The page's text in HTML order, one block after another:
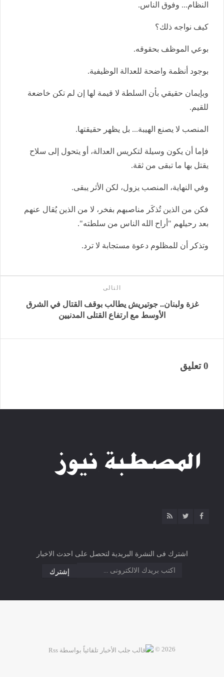
النظام... وفوق الناس.
كيف نواجه ذلك؟
بوعي الموظف بحقوقه.
بوجود أنظمة واضحة للعدالة الوظيفية.
وبإيمان حقيقي بأن السلطة لا قيمة لها إن لم تكن خاضعة
للقيم.
المنصب لا يصنع الهيبة... بل يظهر حقيقتها.
فإما أن يكون وسيلة لتكريس العدالة، أو يتحول إلى سلاح
يقتل بها ما تبقى من ثقة.
وفي النهاية، المنصب يزول، لكن الأثر يبقى.
فكن من الذين تُذكَر مناصبهم بفخر، لا من الذين يُقال عنهم
بعد رحيلهم "أراح الله الناس من سلطته".
وتذكر أن للمظلوم دعوة مستجابة لا ترد.
التالى
غزة ولبنان.. جوتيريش يطالب بوقف القتال في الشرق
الأوسط مع ارتفاع القتلى المدنيين
0 تعليق
اشترك فى النشرة البريدية لتحصل على احدث الاخبار
2026 ©